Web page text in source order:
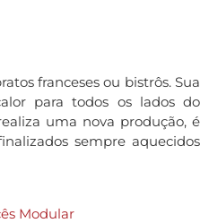
franceses ou bistrôs. Sua
para todos os lados do
uma nova produção, é
sempre aquecidos
Modular